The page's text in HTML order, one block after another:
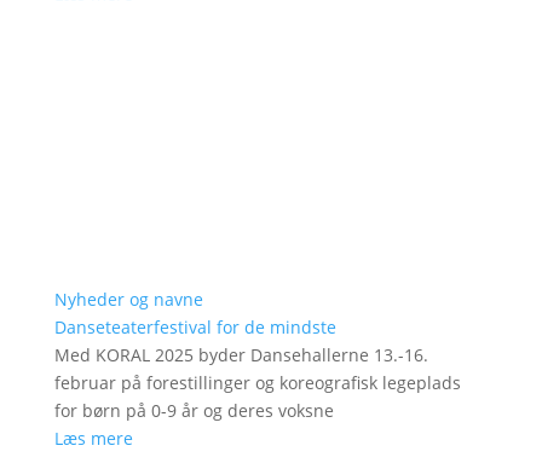
Nyheder og navne
Danseteaterfestival for de mindste
Med KORAL 2025 byder Dansehallerne 13.-16.
februar på forestillinger og koreografisk legeplads
for børn på 0-9 år og deres voksne
Læs mere